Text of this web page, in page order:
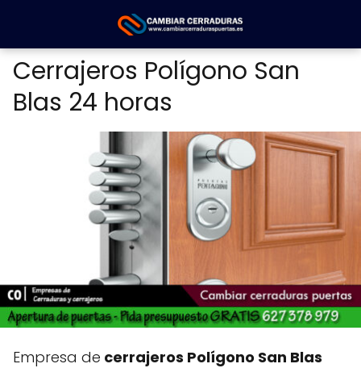
Cerrajeros Polígono San
Blas 24 horas
Empresa de cerrajeros Polígono San Blas